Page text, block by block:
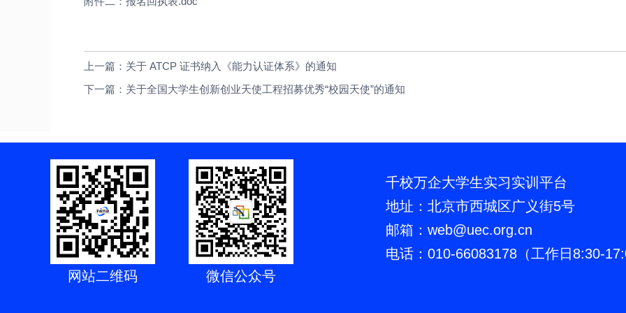
上一篇：关于 ATCP 证书纳入《能力认证体系》的通知
下一篇：关于全国大学生创新创业天使工程招募优秀“校园天使”的通知
网站二维码 微信公众号
千校万企大学生实习实训平台
地址：北京市西城区广义街5号
邮箱：web@uec.org.cn
电话：010-66083178（工作日8:30-